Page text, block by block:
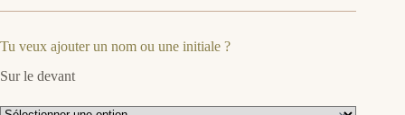
Tu veux ajouter un nom ou une initiale ?
Sur le devant